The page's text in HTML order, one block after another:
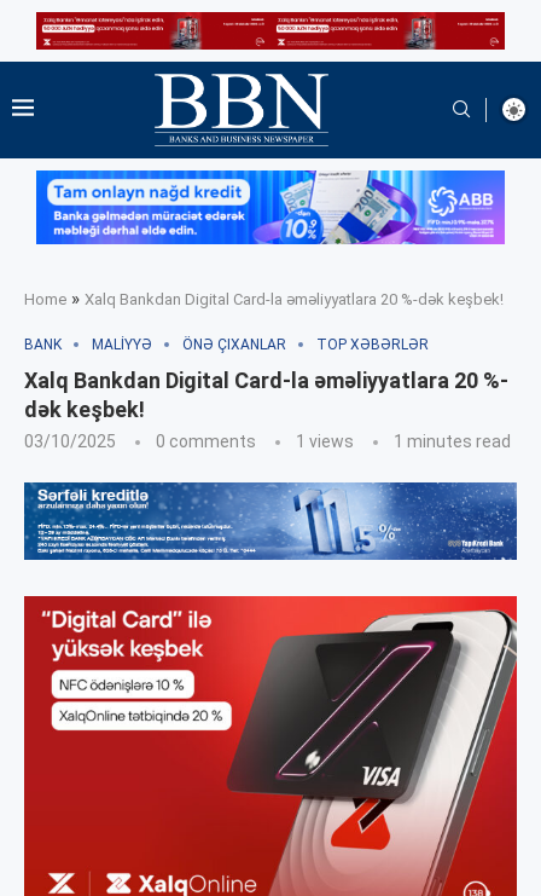
Home » Xalq Bankdan Digital Card-la əməliyyatlara 20 %-dək keşbek!
BANK MALIYYƏ ÖNƏ ÇIXANLAR TOP XƏBƏRLƏR
Xalq Bankdan Digital Card-la əməliyyatlara 20 %-
dək keşbek!
03/10/2025 0 comments 1 views 1 minutes read